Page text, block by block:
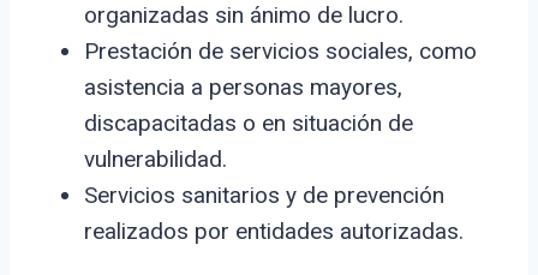
organizadas sin ánimo de lucro.
Prestación de servicios sociales, como
asistencia a personas mayores,
discapacitadas o en situación de
vulnerabilidad.
Servicios sanitarios y de prevención
realizados por entidades autorizadas.